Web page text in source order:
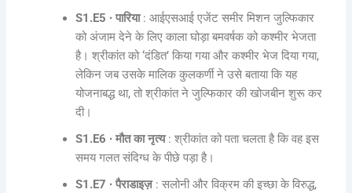
S1.E5 ∙ पारिया: आईएसआई एजेंट समीर मिशन जुल्फिकार
को अंजाम देने के लिए काला घोड़ा बमवर्षक को कश्मीर भेजता
है। श्रीकांत को ‘दंडित’ किया गया और कश्मीर भेज दिया गया,
लेकिन जब उसके मालिक कुलकर्णी ने उसे बताया कि यह
योजनाबद्ध था, तो श्रीकांत ने जुल्फिकार की खोजबीन शुरू कर
दी।
S1.E6 ∙ मौत का नृत्य: श्रीकांत को पता चलता है कि वह इस
समय गलत संदिग्ध के पीछे पड़ा है।
S1.E7 ∙ पैराडाइज़: सलोनी और विक्रम की इच्छा के विरुद्ध,